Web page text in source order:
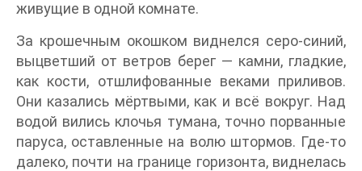
живущие в одной комнате.
За крошечным окошком виднелся серо-синий,
выцветший от ветров берег — камни, гладкие,
как кости, отшлифованные веками приливов.
Они казались мёртвыми, как и всё вокруг. Над
водой вились клочья тумана, точно порванные
паруса, оставленные на волю штормов. Где-то
далеко, почти на границе горизонта, виднелась